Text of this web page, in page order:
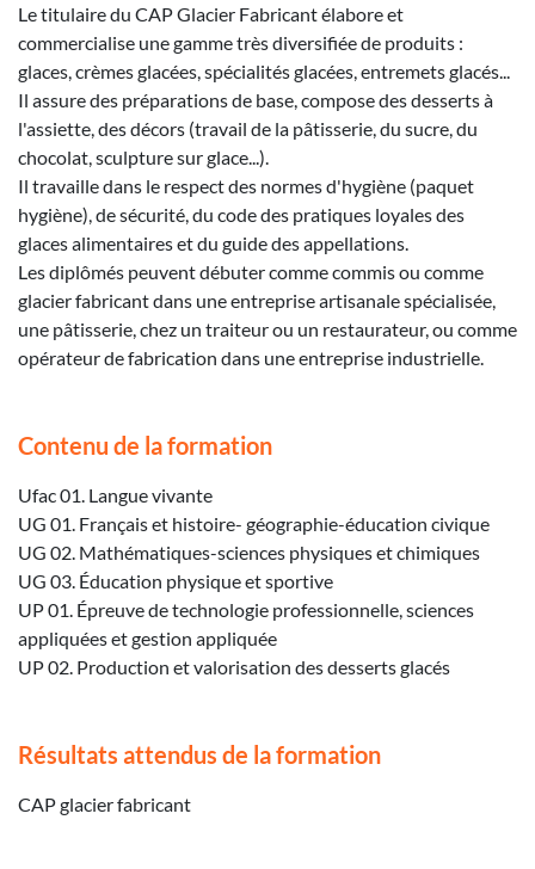
Le titulaire du CAP Glacier Fabricant élabore et
commercialise une gamme très diversifiée de produits :
glaces, crèmes glacées, spécialités glacées, entremets glacés...
Il assure des préparations de base, compose des desserts à
l'assiette, des décors (travail de la pâtisserie, du sucre, du
chocolat, sculpture sur glace...).
Il travaille dans le respect des normes d'hygiène (paquet
hygiène), de sécurité, du code des pratiques loyales des
glaces alimentaires et du guide des appellations.
Les diplômés peuvent débuter comme commis ou comme
glacier fabricant dans une entreprise artisanale spécialisée,
une pâtisserie, chez un traiteur ou un restaurateur, ou comme
opérateur de fabrication dans une entreprise industrielle.
Contenu de la formation
Ufac 01. Langue vivante
UG 01. Français et histoire- géographie-éducation civique
UG 02. Mathématiques-sciences physiques et chimiques
UG 03. Éducation physique et sportive
UP 01. Épreuve de technologie professionnelle, sciences
appliquées et gestion appliquée
UP 02. Production et valorisation des desserts glacés
Résultats attendus de la formation
CAP glacier fabricant